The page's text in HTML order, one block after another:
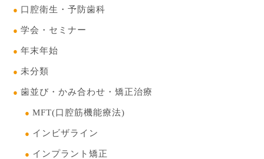
口腔衛生・予防歯科
学会・セミナー
年末年始
未分類
歯並び・かみ合わせ・矯正治療
MFT(口腔筋機能療法)
インビザライン
インプラント矯正